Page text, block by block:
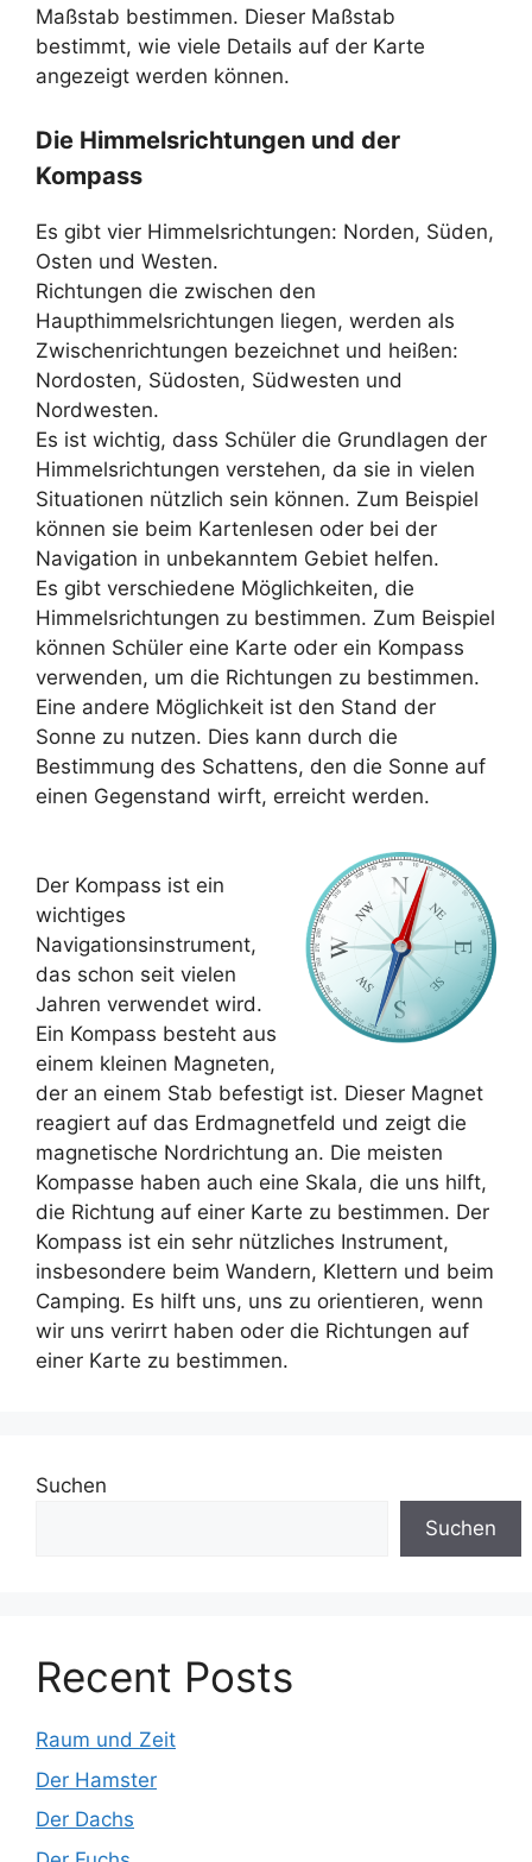
Maßstab bestimmen. Dieser Maßstab
bestimmt, wie viele Details auf der Karte
angezeigt werden können.
Die Himmelsrichtungen und der
Kompass
Es gibt vier Himmelsrichtungen: Norden, Süden,
Osten und Westen.
Richtungen die zwischen den
Haupthimmelsrichtungen liegen, werden als
Zwischenrichtungen bezeichnet und heißen:
Nordosten, Südosten, Südwesten und
Nordwesten.
Es ist wichtig, dass Schüler die Grundlagen der
Himmelsrichtungen verstehen, da sie in vielen
Situationen nützlich sein können. Zum Beispiel
können sie beim Kartenlesen oder bei der
Navigation in unbekanntem Gebiet helfen.
Es gibt verschiedene Möglichkeiten, die
Himmelsrichtungen zu bestimmen. Zum Beispiel
können Schüler eine Karte oder ein Kompass
verwenden, um die Richtungen zu bestimmen.
Eine andere Möglichkeit ist den Stand der
Sonne zu nutzen. Dies kann durch die
Bestimmung des Schattens, den die Sonne auf
einen Gegenstand wirft, erreicht werden.
Der Kompass ist ein
wichtiges
Navigationsinstrument,
das schon seit vielen
Jahren verwendet wird.
Ein Kompass besteht aus
einem kleinen Magneten,
der an einem Stab befestigt ist. Dieser Magnet
reagiert auf das Erdmagnetfeld und zeigt die
magnetische Nordrichtung an. Die meisten
Kompasse haben auch eine Skala, die uns hilft,
die Richtung auf einer Karte zu bestimmen. Der
Kompass ist ein sehr nützliches Instrument,
insbesondere beim Wandern, Klettern und beim
Camping. Es hilft uns, uns zu orientieren, wenn
wir uns verirrt haben oder die Richtungen auf
einer Karte zu bestimmen.
Suchen
Suchen
Recent Posts
Raum und Zeit
Der Hamster
Der Dachs